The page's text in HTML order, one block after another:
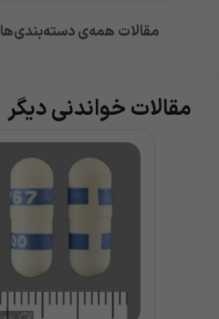
مقالات همه‌ی دسته‌بندی‌ها
مقالات خواندنی دیگر